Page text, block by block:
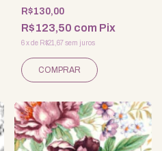
R$130,00
R$123,50 com Pix
6 xde R$21,67 sem juros